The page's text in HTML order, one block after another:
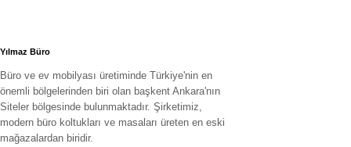
Yılmaz Büro
Büro ve ev mobilyası üretiminde Türkiye'nin en
önemli bölgelerinden biri olan başkent Ankara'nın
Siteler bölgesinde bulunmaktadır. Şirketimiz,
modern büro koltukları ve masaları üreten en eski
mağazalardan biridir.